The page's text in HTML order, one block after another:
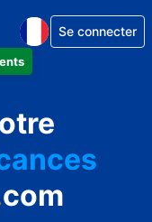
Se connecter